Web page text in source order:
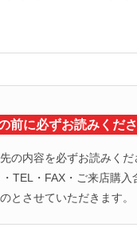
前に必ずお読みくださ
の内容を必ずお読みくだ
TEL・FAX・ご来店購入
とさせていただきます。